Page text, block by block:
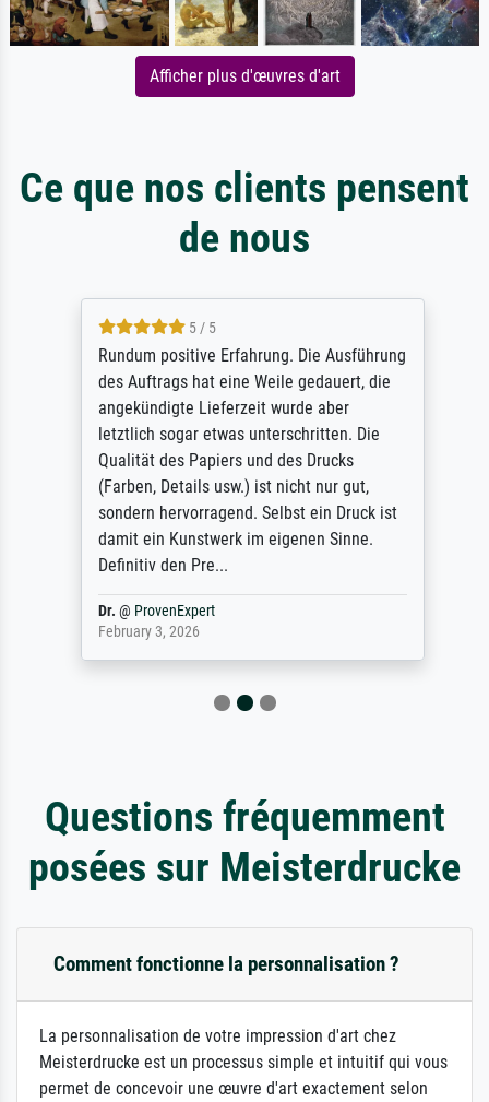
Afficher plus d'œuvres d'art
Ce que nos clients pensent
de nous
5 / 5
Rundum positive Erfahrung. Die Ausführung
des Auftrags hat eine Weile gedauert, die
angekündigte Lieferzeit wurde aber
letztlich sogar etwas unterschritten. Die
Qualität des Papiers und des Drucks
(Farben, Details usw.) ist nicht nur gut,
sondern hervorragend. Selbst ein Druck ist
damit ein Kunstwerk im eigenen Sinne.
Definitiv den Pre...
Dr.@ProvenExpert
February 3, 2026
Questions fréquemment
posées sur Meisterdrucke
Comment fonctionne la personnalisation ?
La personnalisation de votre impression d'art chez
Meisterdrucke est un processus simple et intuitif qui vous
permet de concevoir une œuvre d'art exactement selon